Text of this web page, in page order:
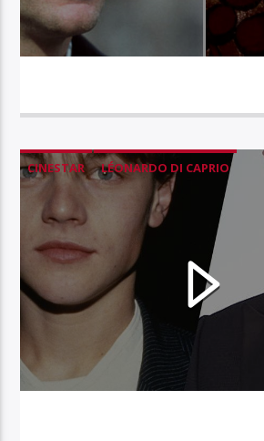
CINESTAR LÉONARDO DI CAPRIO